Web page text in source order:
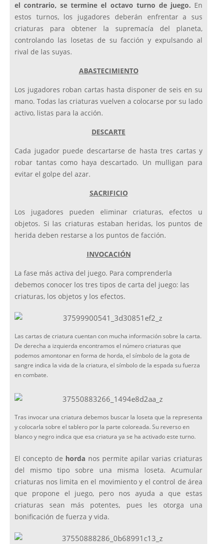
el contrario, se termine el octavo turno de juego. En
estos turnos, los jugadores deberán enfrentar a sus
criaturas para obtener la supremacía del planeta,
controlando las losetas de su facción y expulsando al
rival de las suyas.
ABASTECIMIENTO
Los jugadores roban cartas hasta disponer de seis en su
mano. Todas las criaturas vuelven a colocarse por su lado
activo, listas para la acción.
DESCARTE
Cada jugador puede descartarse de hasta tres cartas y
robar tantas como haya descartado. Un mulligan para
evitar el golpe del azar.
SACRIFICIO
Los jugadores pueden eliminar criaturas, efectos u
objetos. Si las criaturas estaban heridas, los puntos de
herida deben restarse a los puntos de facción.
INVOCACIÓN
La fase más activa del juego. Para comprenderla
debemos conocer los tres tipos de carta del juego: las
criaturas, los objetos y los efectos.
Las cartas de criatura cuentan con mucha información sobre la carta.
De derecha a izquierda encontramos el número criaturas que
podemos amontonar en forma de horda, el símbolo de la gota de
sangre indica la vida de la criatura, el símbolo de la espada su fuerza
en combate.
Tras invocar una criatura debemos buscar la loseta que la representa
y colocarla sobre el tablero por la parte coloreada. Su reverso en
blanco y negro indica que esa criatura ya se ha activado este turno.
El concepto de horda nos permite apilar varias criaturas
del mismo tipo sobre una misma loseta. Acumular
criaturas nos limita en el movimiento y el control de área
que propone el juego, pero nos ayuda a que estas
criaturas sean más potentes, pues les otorga una
bonificación de fuerza y vida.